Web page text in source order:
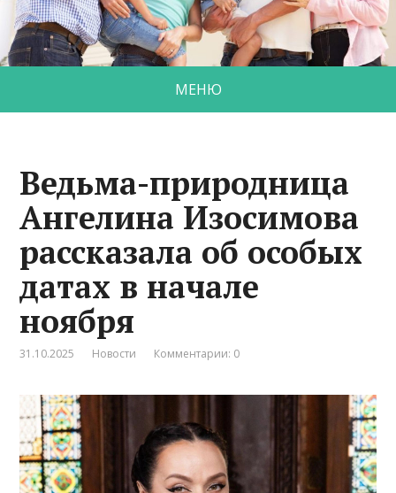
МЕНЮ
Ведьма-природница
Ангелина Изосимова
рассказала об особых
датах в начале
ноября
31.10.2025 Новости Комментарии: 0